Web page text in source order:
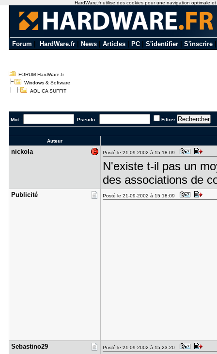
Forum HardWare.fr News Articles PC S'identifier S'inscrire
FORUM HardWare.fr
Windows & Software
AOL CA SUFFIT
Mot : Pseudo : Filtrer
Auteur
nickola Posté le 21-09-2002 à 15:18:09
N'existe t-il pas un
des associations de
Publicité Posté le 21-09-2002 à 15:18:09
Sebastino2​9 Posté le 21-09-2002 à 15:23:20
HardWare.fr utilise des cookies pour une navigation optimale